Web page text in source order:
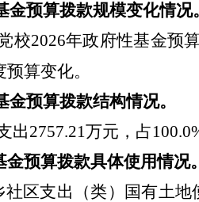
金预算拨款规模变化情况
校2026年政府性基金预
算变化。
金预算拨款结构情况。
出2757.21万元，占
金预算拨款具体使用情况
社区支出（类）国有土